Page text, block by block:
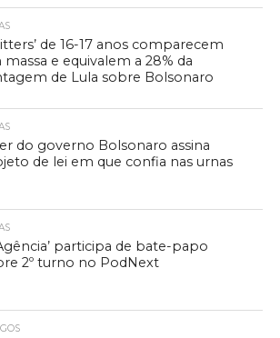
de 16-17 anos comparecem
massa e equivalem a 28% da
de Lula sobre Bolsonaro
do governo Bolsonaro assina
de lei em que confia nas urnas
participa de bate-papo
2º turno no PodNext